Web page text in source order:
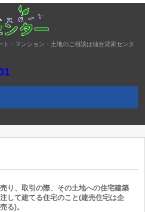
・マンション・土地のご相談は仙台貸家センタ
り、取引の際、その土地への住宅建築
して建てる住宅のこと(建売住宅は企
る)。